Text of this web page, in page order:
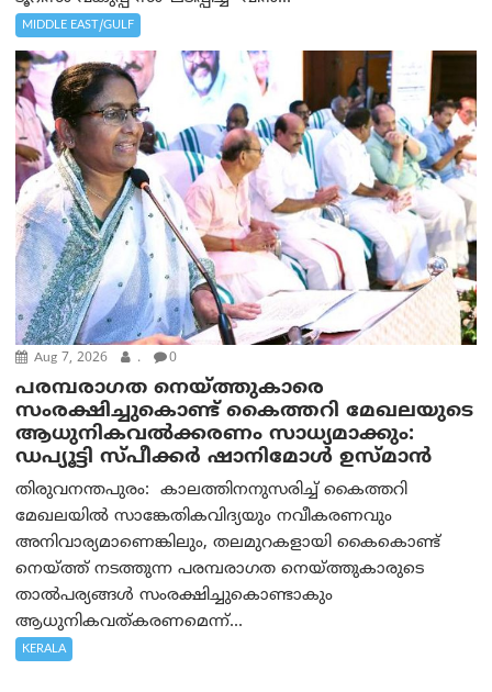
MIDDLE EAST/GULF
Aug 7, 2026 . 0
പരമ്പരാഗത നെയ്ത്തുകാരെ
സംരക്ഷിച്ചുകൊണ്ട് കൈത്തറി മേഖലയുടെ
ആധുനികവൽക്കരണം സാധ്യമാക്കും:
ഡപ്യൂട്ടി സ്പീക്കർ ഷാനിമോൾ ഉസ്മാൻ
തിരുവനന്തപുരം: കാലത്തിനനുസരിച്ച് കൈത്തറി
മേഖലയിൽ സാങ്കേതികവിദ്യയും നവീകരണവും
അനിവാര്യമാണെങ്കിലും, തലമുറകളായി കൈകൊണ്ട്
നെയ്ത്ത് നടത്തുന്ന പരമ്പരാഗത നെയ്ത്തുകാരുടെ
താൽപര്യങ്ങൾ സംരക്ഷിച്ചുകൊണ്ടാകും
ആധുനികവത്കരണമെന്ന്...
KERALA